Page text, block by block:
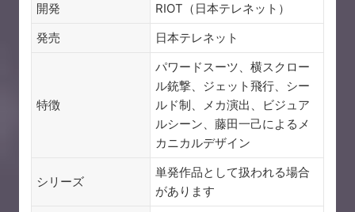
開発
RIOT（日本テレネット）
発売
日本テレネット
特徴
パワードスーツ、横スクロー
ル銃撃、ジェット飛行、シー
ルド制、メカ演出、ビジュア
ルシーン、藤田一己によるメ
カニカルデザイン
シリーズ
単発作品として扱われる場合
があります